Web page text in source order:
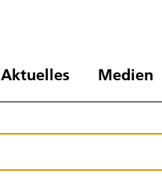
Aktuelles Medien